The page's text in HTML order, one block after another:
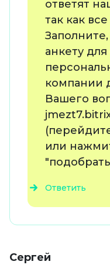
ответят
так как
анкету для
компании
Вашего
или
Ответить
Сергей